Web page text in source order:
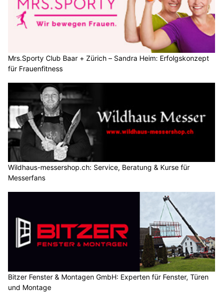
Mrs.Sporty Club Baar + Zürich – Sandra Heim: Erfolgskonzept
für Frauenfitness
Wildhaus-messershop.ch: Service, Beratung & Kurse für
Messerfans
Bitzer Fenster & Montagen GmbH: Experten für Fenster, Türen
und Montage